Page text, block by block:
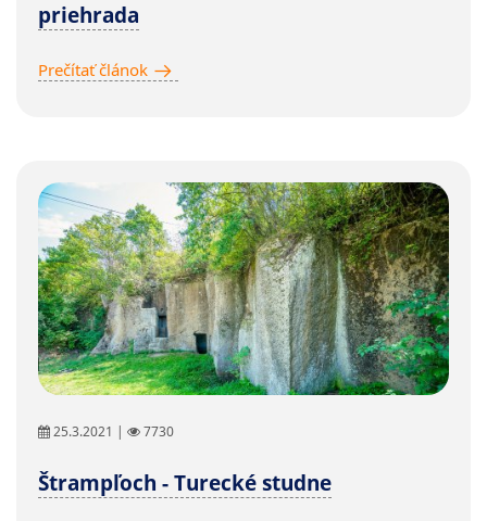
priehrada
Prečítať článok
25.3.2021 | 7730
Štrampľoch - Turecké studne